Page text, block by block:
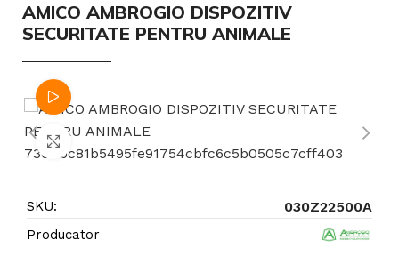
AMICO AMBROGIO DISPOZITIV
SECURITATE PENTRU ANIMALE
SKU: 030Z22500A
Producator